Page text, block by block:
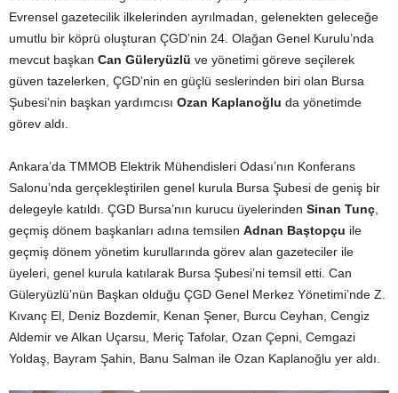
Evrensel gazetecilik ilkelerinden ayrılmadan, gelenekten geleceğe
umutlu bir köprü oluşturan ÇGD’nin 24. Olağan Genel Kurulu’nda
mevcut başkan Can Güleryüzlü ve yönetimi göreve seçilerek
güven tazelerken, ÇGD’nin en güçlü seslerinden biri olan Bursa
Şubesi’nin başkan yardımcısı Ozan Kaplanoğlu da yönetimde
görev aldı.
Ankara’da TMMOB Elektrik Mühendisleri Odası’nın Konferans
Salonu’nda gerçekleştirilen genel kurula Bursa Şubesi de geniş bir
delegeyle katıldı. ÇGD Bursa’nın kurucu üyelerinden Sinan Tunç
geçmiş dönem başkanları adına temsilen Adnan Baştopçu ile
geçmiş dönem yönetim kurullarında görev alan gazeteciler ile
üyeleri, genel kurula katılarak Bursa Şubesi’ni temsil etti. Can
Güleryüzlü’nün Başkan olduğu ÇGD Genel Merkez Yönetimi’nde Z.
Kıvanç El, Deniz Bozdemir, Kenan Şener, Burcu Ceyhan, Cengiz
Aldemir ve Alkan Uçarsu, Meriç Tafolar, Ozan Çepni, Cemgazi
Yoldaş, Bayram Şahin, Banu Salman ile Ozan Kaplanoğlu yer aldı.